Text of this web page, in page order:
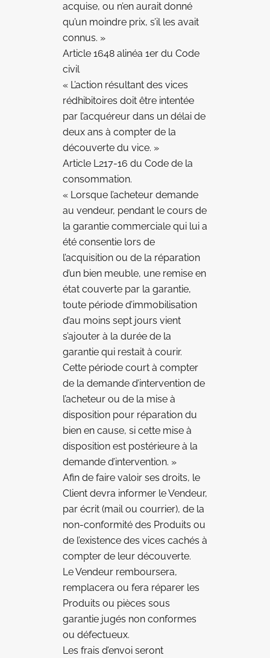
acquise, ou n’en aurait donné
qu’un moindre prix, s’il les avait
connus. »
Article 1648 alinéa 1er du Code
civil
« L’action résultant des vices
rédhibitoires doit être intentée
par l’acquéreur dans un délai de
deux ans à compter de la
découverte du vice. »
Article L217-16 du Code de la
consommation.
« Lorsque l’acheteur demande
au vendeur, pendant le cours de
la garantie commerciale qui lui a
été consentie lors de
l’acquisition ou de la réparation
d’un bien meuble, une remise en
état couverte par la garantie,
toute période d’immobilisation
d’au moins sept jours vient
s’ajouter à la durée de la
garantie qui restait à courir.
Cette période court à compter
de la demande d’intervention de
l’acheteur ou de la mise à
disposition pour réparation du
bien en cause, si cette mise à
disposition est postérieure à la
demande d’intervention. »
Afin de faire valoir ses droits, le
Client devra informer le Vendeur,
par écrit (mail ou courrier), de la
non-conformité des Produits ou
de l’existence des vices cachés à
compter de leur découverte.
Le Vendeur remboursera,
remplacera ou fera réparer les
Produits ou pièces sous
garantie jugés non conformes
ou défectueux.
Les frais d’envoi seront